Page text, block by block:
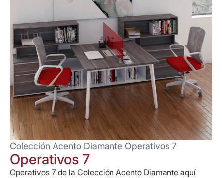
Colección Acento Diamante Operativos 7
Operativos 7
Operativos 7 de la Colección Acento Diamante aquí